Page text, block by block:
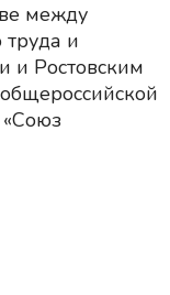
между
труда и
и Ростовским